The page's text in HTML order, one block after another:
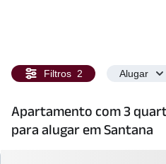
Filtros 2 Alugar
Apartamento com 3
para alugar em Santana